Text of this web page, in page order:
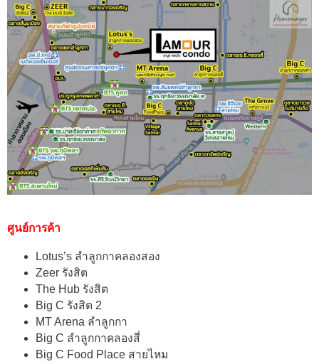
ศูนย์การค้า
Lotus’s ลำลูกกาคลองสอง
Zeer รังสิต
The Hub รังสิต
Big C รังสิต 2
MT Arena ลำลูกกา
Big C ลำลูกกาคลองสี่
Big C Food Place สายไหม